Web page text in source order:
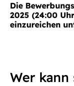
Die
2025 (24:00
einzureichen
Wer